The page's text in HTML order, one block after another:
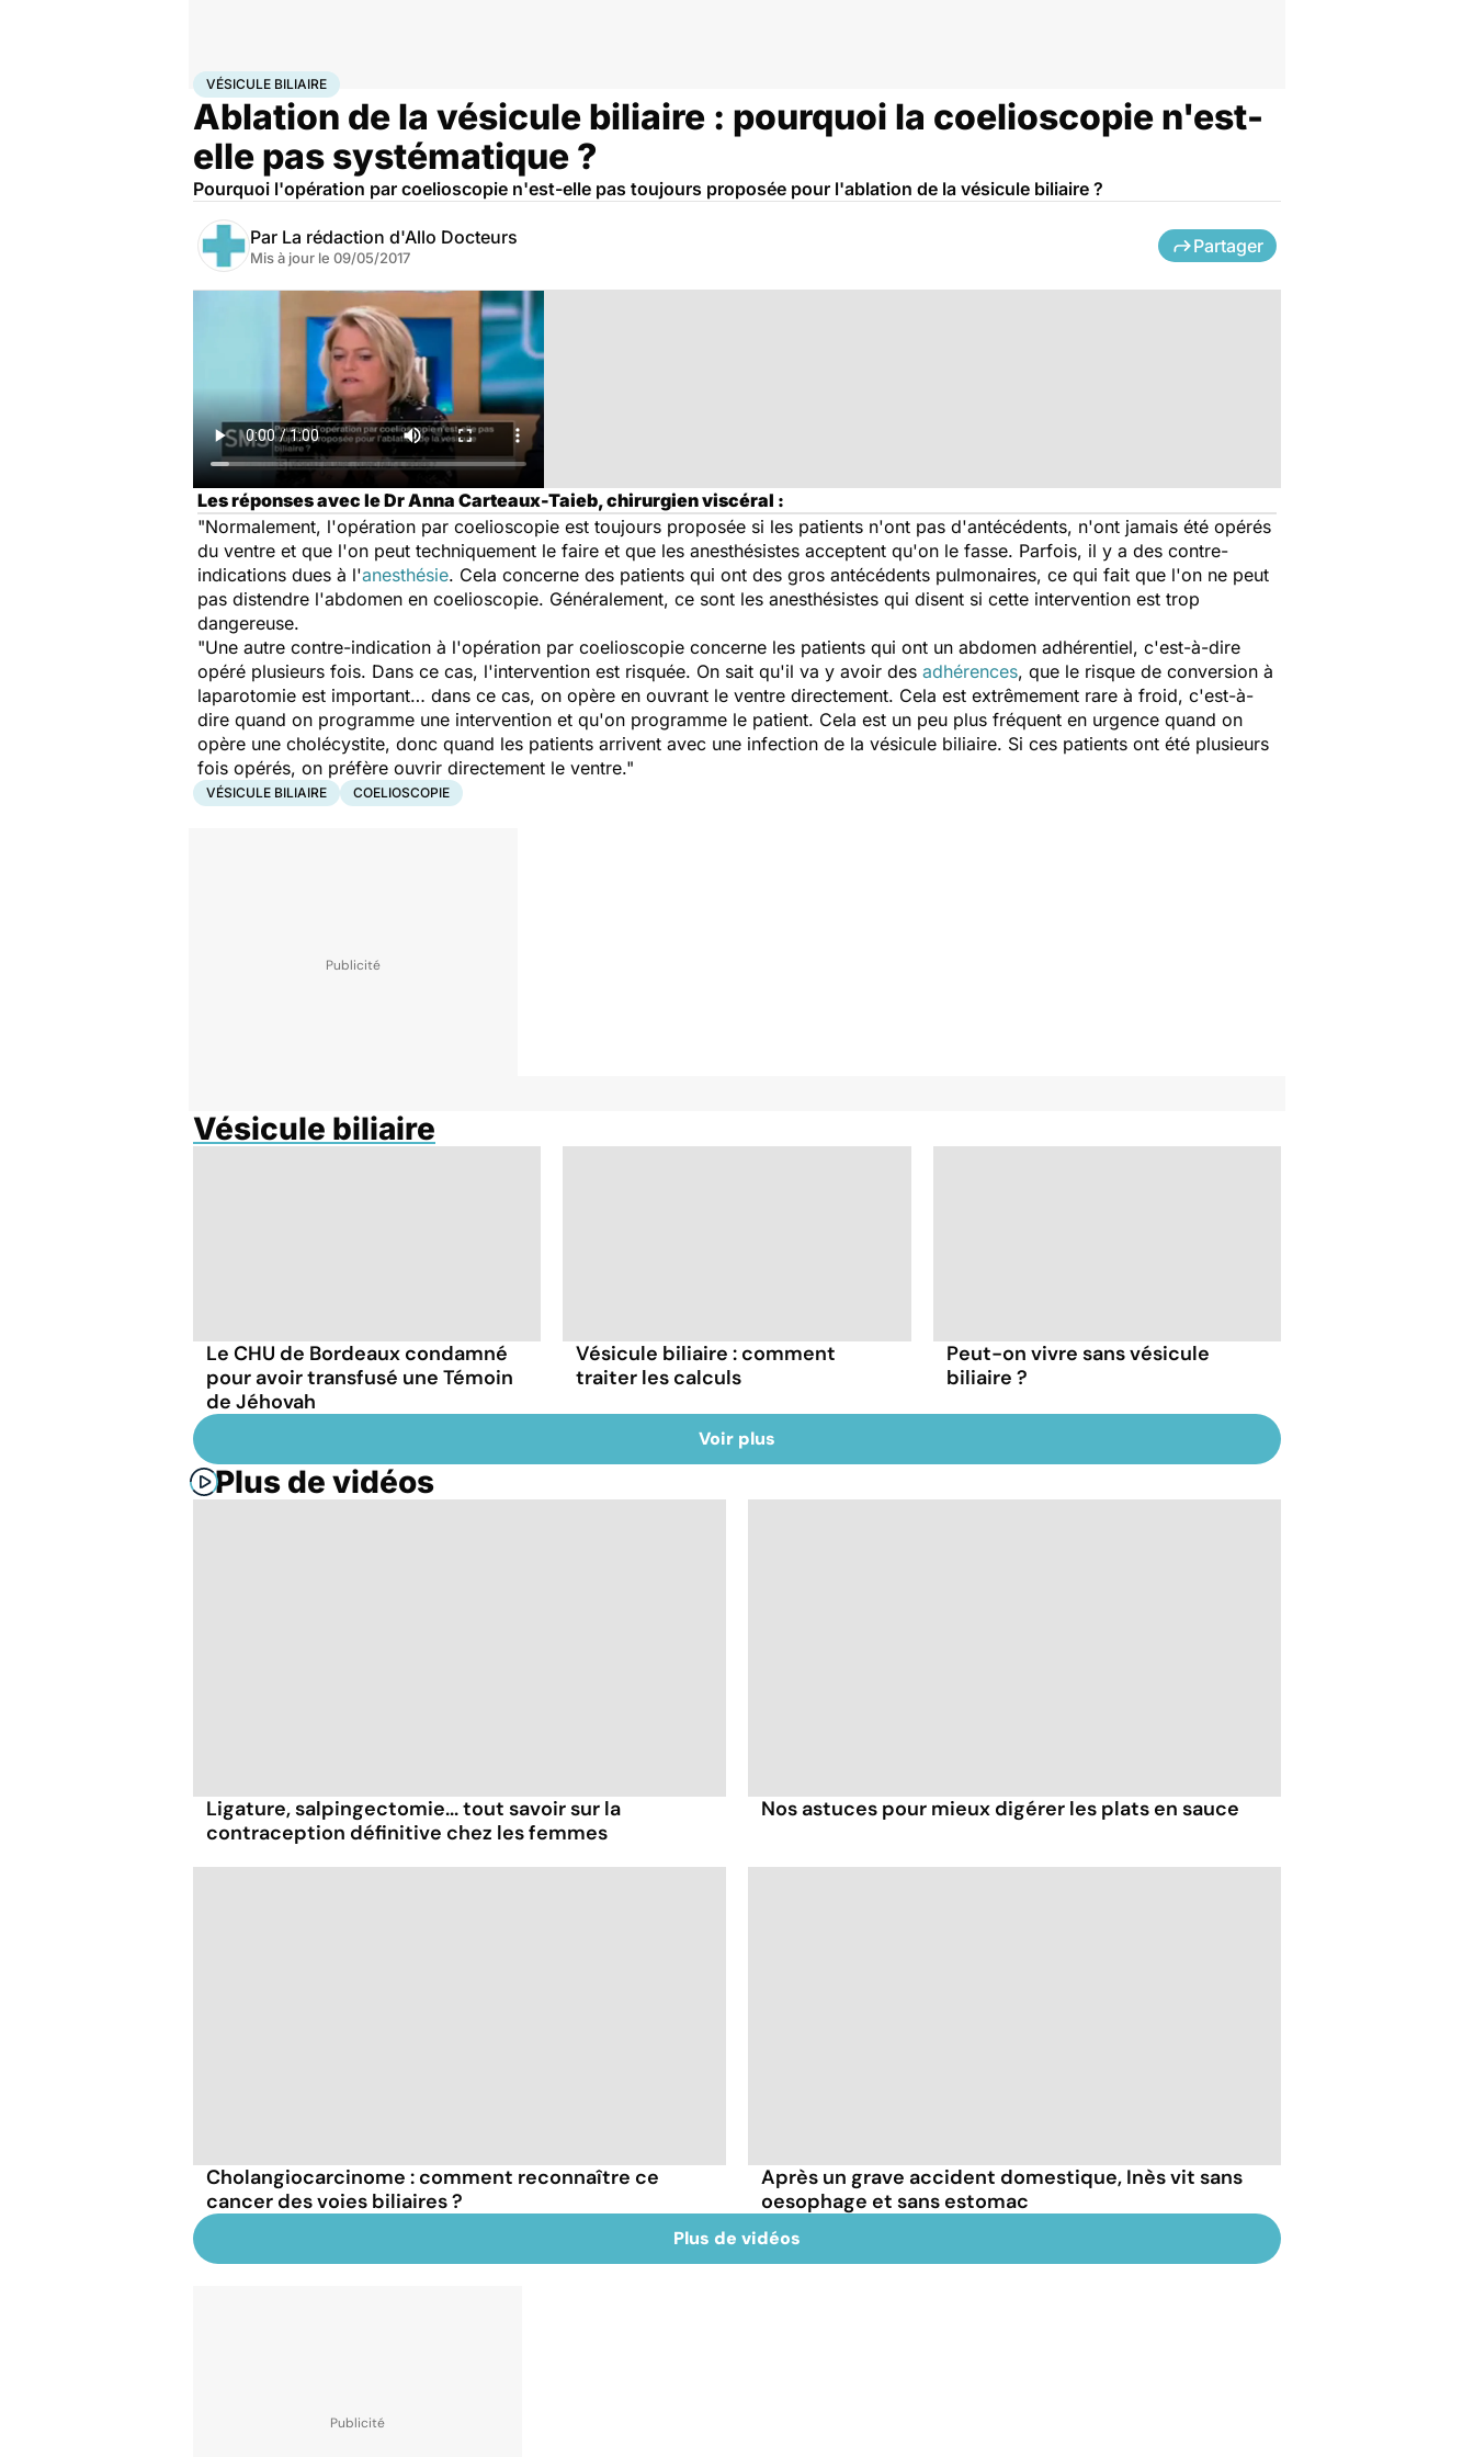
AccueilSanté Vésicule biliaire
VÉSICULE BILIAIRE
Ablation de la vésicule biliaire : pourquoi la coelioscopie n'est-
elle pas systématique ?
Pourquoi l'opération par coelioscopie n'est-elle pas toujours proposée pour l'ablation de la vésicule biliaire ?
Par La rédaction d'Allo Docteurs
Mis à jour le 09/05/2017
Partager
Les réponses avec le Dr Anna Carteaux-Taieb, chirurgien viscéral :
"Normalement, l'opération par coelioscopie est toujours proposée si les patients n'ont pas d'antécédents, n'ont jamais été opérés
du ventre et que l'on peut techniquement le faire et que les anesthésistes acceptent qu'on le fasse. Parfois, il y a des contre-
indications dues à l'anesthésie. Cela concerne des patients qui ont des gros antécédents pulmonaires, ce qui fait que l'on ne peut
pas distendre l'abdomen en coelioscopie. Généralement, ce sont les anesthésistes qui disent si cette intervention est trop
dangereuse.
"Une autre contre-indication à l'opération par coelioscopie concerne les patients qui ont un abdomen adhérentiel, c'est-à-dire
opéré plusieurs fois. Dans ce cas, l'intervention est risquée. On sait qu'il va y avoir des adhérences, que le risque de conversion à
laparotomie est important… dans ce cas, on opère en ouvrant le ventre directement. Cela est extrêmement rare à froid, c'est-à-
dire quand on programme une intervention et qu'on programme le patient. Cela est un peu plus fréquent en urgence quand on
opère une cholécystite, donc quand les patients arrivent avec une infection de la vésicule biliaire. Si ces patients ont été plusieurs
fois opérés, on préfère ouvrir directement le ventre."
VÉSICULE BILIAIRE COELIOSCOPIE
Vésicule biliaire
Le CHU de Bordeaux condamné
pour avoir transfusé une Témoin
de Jéhovah
Vésicule biliaire : comment
traiter les calculs
Peut-on vivre sans vésicule
biliaire ?
Voir plus
Plus de vidéos
Ligature, salpingectomie... tout savoir sur la
contraception définitive chez les femmes
Nos astuces pour mieux digérer les plats en sauce
Cholangiocarcinome : comment reconnaître ce
cancer des voies biliaires ?
Après un grave accident domestique, Inès vit sans
oesophage et sans estomac
Plus de vidéos